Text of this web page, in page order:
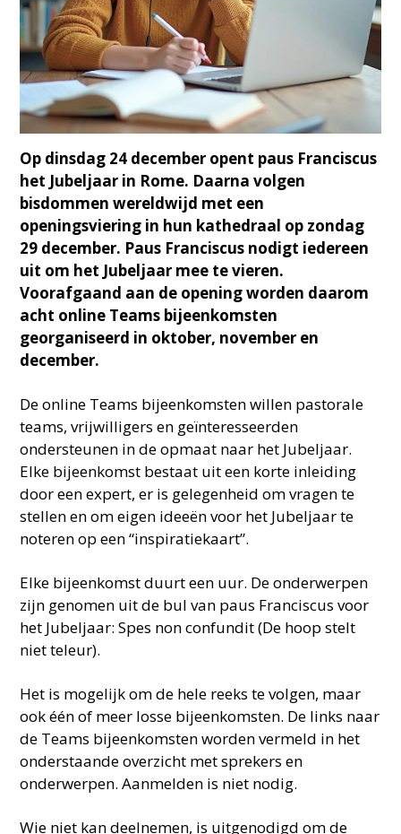
Op dinsdag 24 december opent paus Franciscus
het Jubeljaar in Rome. Daarna volgen
bisdommen wereldwijd met een
openingsviering in hun kathedraal op zondag
29 december. Paus Franciscus nodigt iedereen
uit om het Jubeljaar mee te vieren.
Voorafgaand aan de opening worden daarom
acht online Teams bijeenkomsten
georganiseerd in oktober, november en
december.
De online Teams bijeenkomsten willen pastorale
teams, vrijwilligers en geïnteresseerden
ondersteunen in de opmaat naar het Jubeljaar.
Elke bijeenkomst bestaat uit een korte inleiding
door een expert, er is gelegenheid om vragen te
stellen en om eigen ideeën voor het Jubeljaar te
noteren op een “inspiratiekaart”.
Elke bijeenkomst duurt een uur. De onderwerpen
zijn genomen uit de bul van paus Franciscus voor
het Jubeljaar: Spes non confundit (De hoop stelt
niet teleur).
Het is mogelijk om de hele reeks te volgen, maar
ook één of meer losse bijeenkomsten. De links naar
de Teams bijeenkomsten worden vermeld in het
onderstaande overzicht met sprekers en
onderwerpen. Aanmelden is niet nodig.
Wie niet kan deelnemen, is uitgenodigd om de